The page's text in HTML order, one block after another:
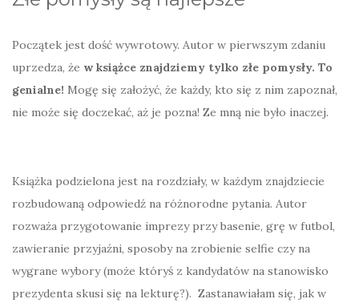
Początek jest dość wywrotowy. Autor w pierwszym zdaniu
uprzedza, że w książce znajdziemy tylko złe pomysły. To
genialne! Mogę się założyć, że każdy, kto się z nim zapoznał,
nie może się doczekać, aż je pozna! Ze mną nie było inaczej.
Książka podzielona jest na rozdziały, w każdym znajdziecie
rozbudowaną odpowiedź na różnorodne pytania. Autor
rozważa przygotowanie imprezy przy basenie, grę w futbol,
zawieranie przyjaźni, sposoby na zrobienie selfie czy na
wygrane wybory (może któryś z kandydatów na stanowisko
prezydenta skusi się na lekturę?). Zastanawiałam się, jak w